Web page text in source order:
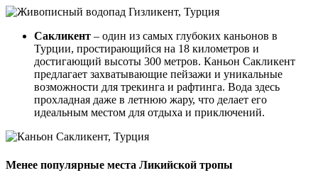
Сакликент – один из самых глубоких каньонов в
Турции, простирающийся на 18 километров и
достигающий высоты 300 метров. Каньон Сакликент
предлагает захватывающие пейзажи и уникальные
возможности для трекинга и рафтинга. Вода здесь
прохладная даже в летнюю жару, что делает его
идеальным местом для отдыха и приключений.
Менее популярные места Ликийской тропы